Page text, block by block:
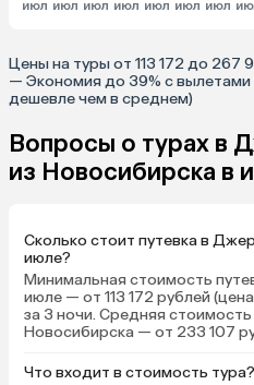
июл июл июл июл июл июл июл
Цены на туры от 113 172 до 267
— Экономия до 39% с
дешевле чем в среднем)
Вопросы о турах в
из Новосибирска в
Сколько стоит путевка в
июле?
Минимальная стоимость
июле — от 113 172 рублей
за 3 ночи. Средняя
Новосибирска — от 233 107
Что входит в стоимость тура?